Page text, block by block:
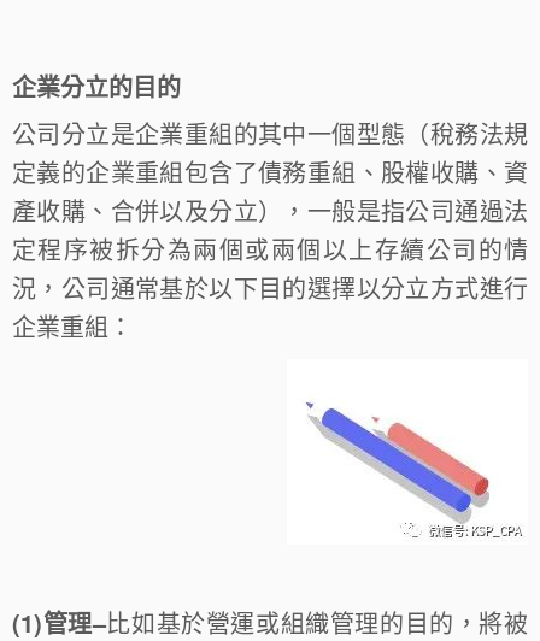
企業分立的目的
公司分立是企業重組的其中一個型態（稅務法規
定義的企業重組包含了債務重組、股權收購、資
產收購、合併以及分立），一般是指公司通過法
定程序被拆分為兩個或兩個以上存續公司的情
況，公司通常基於以下目的選擇以分立方式進行
企業重組：
(1)管理–比如基於營運或組織管理的目的，將被